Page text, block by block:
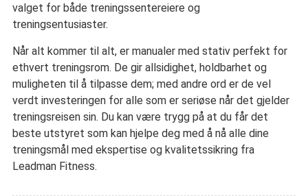
valget for både treningssentereiere og
treningsentusiaster.
Når alt kommer til alt, er manualer med stativ perfekt for
ethvert treningsrom. De gir allsidighet, holdbarhet og
muligheten til å tilpasse dem; med andre ord er de vel
verdt investeringen for alle som er seriøse når det gjelder
treningsreisen sin. Du kan være trygg på at du får det
beste utstyret som kan hjelpe deg med å nå alle dine
treningsmål med ekspertise og kvalitetssikring fra
Leadman Fitness.